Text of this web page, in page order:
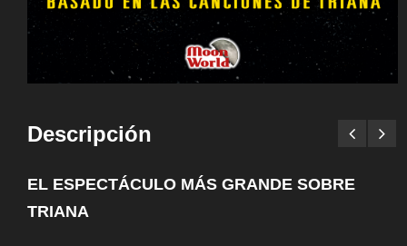
Descripción
EL ESPECTÁCULO MÁS GRANDE SOBRE
TRIANA